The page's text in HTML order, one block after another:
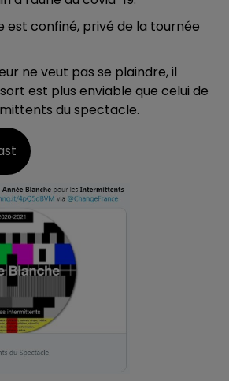
est confiné, privé de la tournée
ne veut pas se plaindre, il
est plus enviable que celui de
du spectacle.